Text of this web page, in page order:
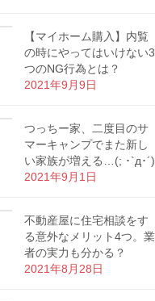
【マイホーム購入】内覧
の時にやってはいけない3
つのNG行為とは？
2021年9月9日
つっちー家、二度目のサ
マーキャンプでまた新し
い家族が増える…(; ･`д･´)
2021年9月1日
不動産屋に住宅相談をす
る意外なメリット4つ。業
者の実力も分かる？
2021年8月28日